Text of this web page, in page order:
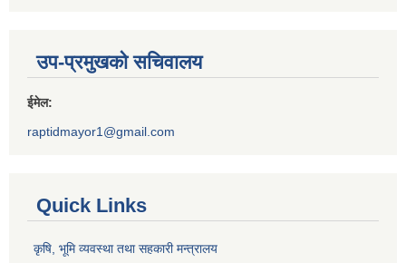
उप-प्रमुखको सचिवालय
ईमेल:
raptidmayor1@gmail.com
Quick Links
कृषि, भूमि व्यवस्था तथा सहकारी मन्त्रालय